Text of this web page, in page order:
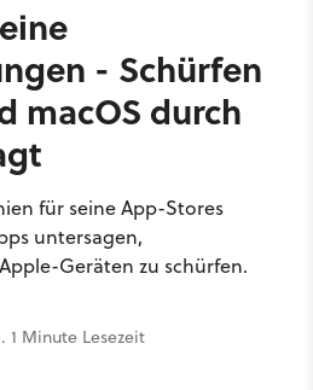
- Schürfen
macOS durch
für seine App-Stores
untersagen,
Geräten zu schürfen.
1 Minute Lesezeit